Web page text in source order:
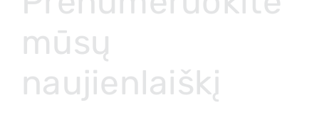
mūsų
naujienlaiškį